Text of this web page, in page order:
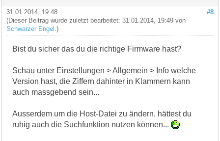
#8
31.01.2014, 19:48
(Dieser Beitrag wurde zuletzt bearbeitet: 31.01.2014, 19:49 von
Schwarzer Engel .)
Bist du sicher das du die richtige Firmware hast?
Schau unter Einstellungen > Allgemein > Info welche
Version hast, die Ziffern dahinter in Klammern kann
auch massgebend sein...
Ausserdem um die Host-Datei zu ändern, hättest du
ruhig auch die Suchfunktion nutzen können...